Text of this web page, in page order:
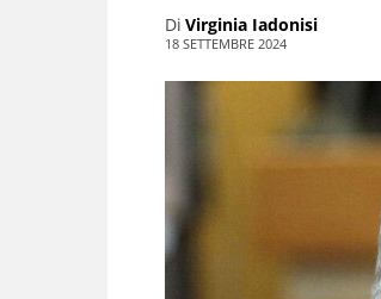
Di Virginia Iadonisi
18 SETTEMBRE 2024